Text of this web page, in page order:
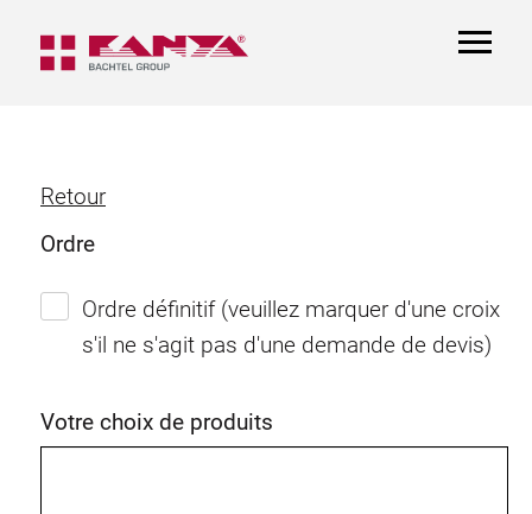
Retour
Ordre
Ordre définitif (veuillez marquer d'une croix
s'il ne s'agit pas d'une demande de devis)
Votre choix de produits